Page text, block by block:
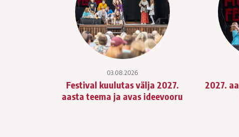
03.08.2026
Festival kuulutas välja 2027.
aasta teema ja avas ideevooru
2027.